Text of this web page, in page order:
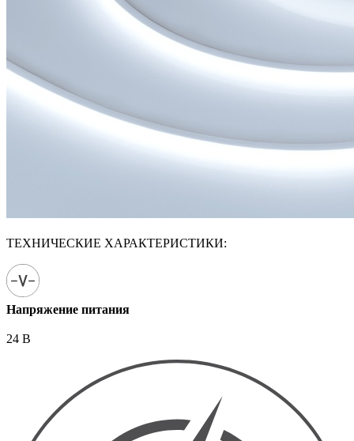
ТЕХНИЧЕСКИЕ ХАРАКТЕРИСТИКИ:
Напряжение питания
24 В